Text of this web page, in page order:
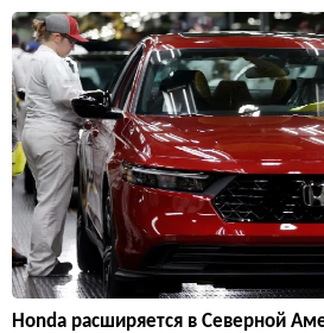
Honda расширяется в Северной